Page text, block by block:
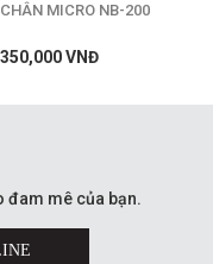
CHÂN MICRO NB-200
350,000 VNĐ
đam mê của bạn.